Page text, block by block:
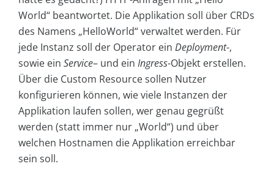
World“ beantwortet. Die Applikation soll über CRDs
des Namens „HelloWorld“ verwaltet werden. Für
jede Instanz soll der Operator ein Deployment-,
sowie ein Service– und ein Ingress-Objekt erstellen.
Über die Custom Resource sollen Nutzer
konfigurieren können, wie viele Instanzen der
Applikation laufen sollen, wer genau gegrüßt
werden (statt immer nur „World“) und über
welchen Hostnamen die Applikation erreichbar
sein soll.